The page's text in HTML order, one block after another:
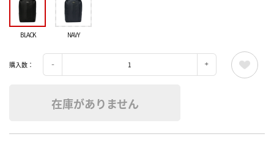
BLACK NAVY
購入数：
在庫がありません